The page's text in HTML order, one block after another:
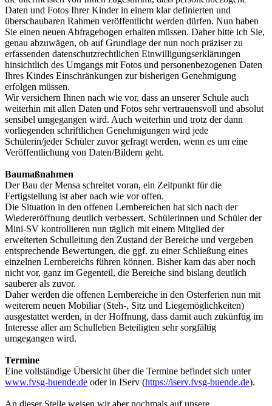
Daten und Fotos Ihrer Kinder in einem klar definierten und
überschaubaren Rahmen veröffentlicht werden dürfen. Nun haben
Sie einen neuen Abfragebogen erhalten müssen. Daher bitte ich Sie,
genau abzuwägen, ob auf Grundlage der nun noch präziser zu
erfassenden datenschutzrechtlichen Einwilligungserklärungen
hinsichtlich des Umgangs mit Fotos und personenbezogenen Daten
Ihres Kindes Einschränkungen zur bisherigen Genehmigung
erfolgen müssen.
Wir versichern Ihnen nach wie vor, dass an unserer Schule auch
weiterhin mit allen Daten und Fotos sehr vertrauensvoll und absolut
sensibel umgegangen wird. Auch weiterhin und trotz der dann
vorliegenden schriftlichen Genehmigungen wird jede
Schülerin/jeder Schüler zuvor gefragt werden, wenn es um eine
Veröffentlichung von Daten/Bildern geht.
Baumaßnahmen
Der Bau der Mensa schreitet voran, ein Zeitpunkt für die
Fertigstellung ist aber nach wie vor offen.
Die Situation in den offenen Lernbereichen hat sich nach der
Wiedereröffnung deutlich verbessert. Schülerinnen und Schüler der
Mini-SV kontrollieren nun täglich mit einem Mitglied der
erweiterten Schulleitung den Zustand der Bereiche und vergeben
entsprechende Bewertungen, die ggf. zu einer Schließung eines
einzelnen Lernbereichs führen können. Bisher kam das aber noch
nicht vor, ganz im Gegenteil, die Bereiche sind bislang deutlich
sauberer als zuvor.
Daher werden die offenen Lernbereiche in den Osterferien nun mit
weiterem neuen Mobiliar (Steh-, Sitz und Liegemöglichkeiten)
ausgestattet werden, in der Hoffnung, dass damit auch zukünftig im
Interesse aller am Schulleben Beteiligten sehr sorgfältig
umgegangen wird.
Termine
Eine vollständige Übersicht über die Termine befindet sich unter
www.fvsg-buende.de oder in IServ (https://iserv.fvsg-buende.de).
An dieser Stelle weisen wir aber nochmals auf unsere